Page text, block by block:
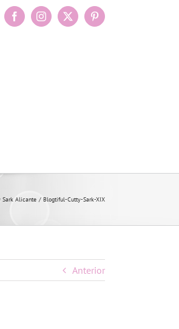
FacebookInstagram
X Pinterest
Sark Alicante Blogtiful-Cutty-Sark-XIX
Anterior